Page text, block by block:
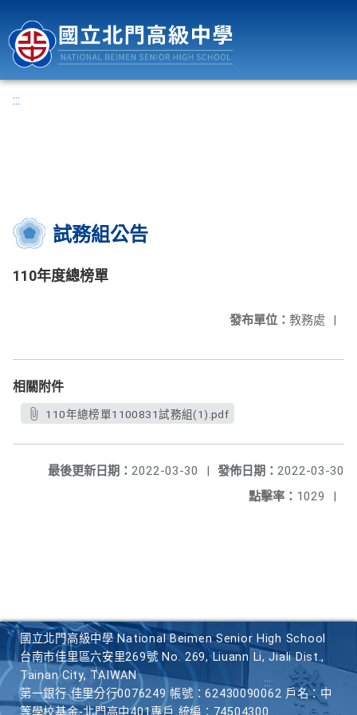
:::
試務組公告
110年度總榜單
發布單位： 教務處 |
相關附件
110年總榜單1100831試務組(1).pdf
發佈日期： 2022-03-30
最後更新日期： 2022-03-30
|
點擊率： 1029 |
國立北門高級中學 National Beimen Senior High School
台南市佳里區六安里269號 No. 269, Liuann Li, Jiali Dist.,
Tainan City, TAIWAN
第一銀行 佳里分行0076249 帳號：62430090062 戶名：中
等學校基金-北門高中401專戶 統編：74504300